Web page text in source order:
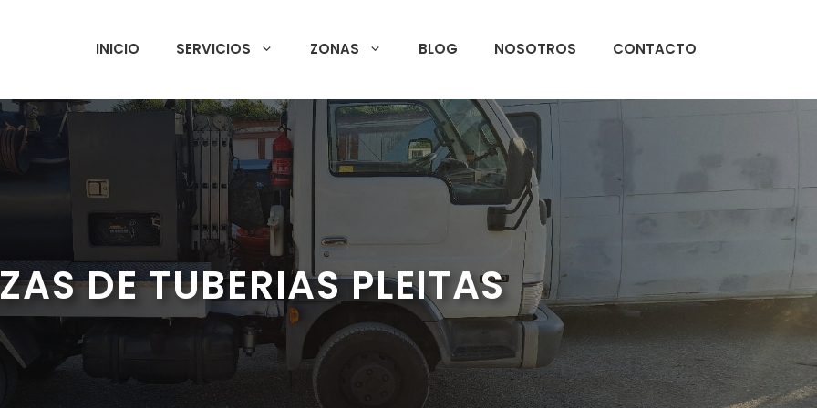
INICIO SERVICIOS ZONAS BLOG NOSOTROS CONTACTO
DE TUBERIAS PLEITAS